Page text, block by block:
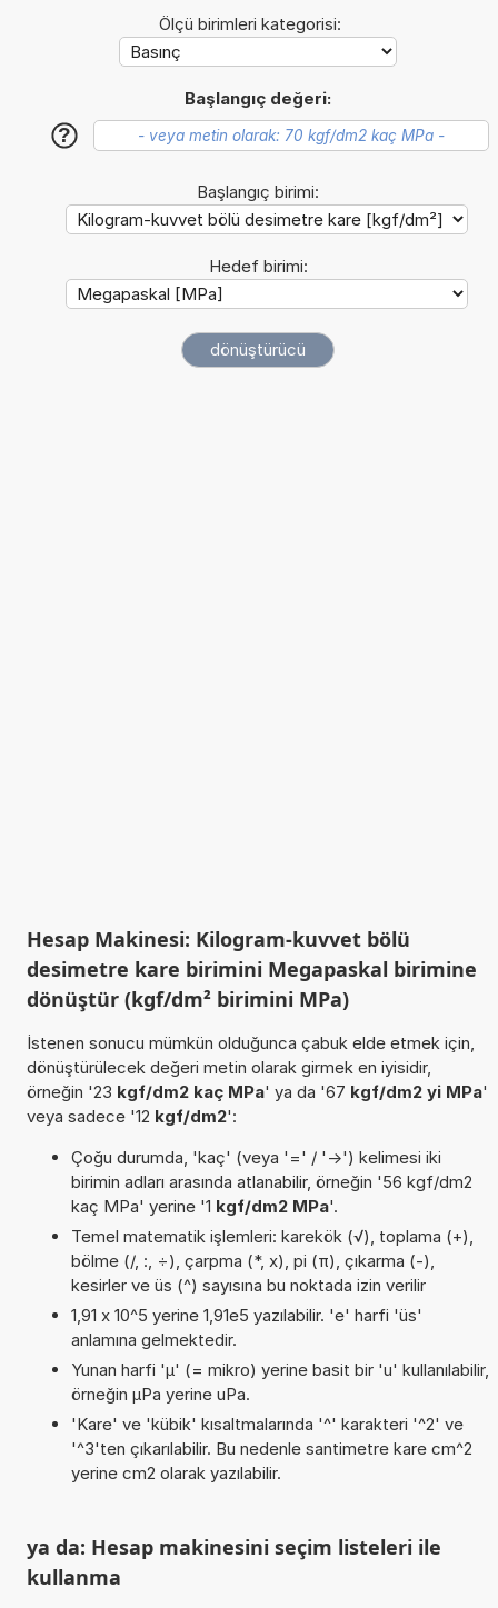
Ölçü birimleri kategorisi:
Başlangıç değeri:
?
Başlangıç birimi:
Hedef birimi:
Hesap Makinesi: Kilogram-kuvvet bölü
desimetre kare birimini Megapaskal birimine
dönüştür (kgf/dm² birimini MPa)
İstenen sonucu mümkün olduğunca çabuk elde etmek için,
dönüştürülecek değeri metin olarak girmek en iyisidir,
örneğin '23 kgf/dm2 kaç MPa' ya da '67 kgf/dm2 yi MPa'
veya sadece '12 kgf/dm2':
Çoğu durumda, 'kaç' (veya '=' / '->') kelimesi iki
birimin adları arasında atlanabilir, örneğin '56 kgf/dm2
kaç MPa' yerine '1 kgf/dm2 MPa'.
Temel matematik işlemleri: karekök (√), toplama (+),
bölme (/, :, ÷), çarpma (*, x), pi (π), çıkarma (-),
kesirler ve üs (^) sayısına bu noktada izin verilir
1,91 x 10^5 yerine 1,91e5 yazılabilir. 'e' harfi 'üs'
anlamına gelmektedir.
Yunan harfi 'µ' (= mikro) yerine basit bir 'u' kullanılabilir,
örneğin µPa yerine uPa.
'Kare' ve 'kübik' kısaltmalarında '^' karakteri '^2' ve
'^3'ten çıkarılabilir. Bu nedenle santimetre kare cm^2
yerine cm2 olarak yazılabilir.
ya da: Hesap makinesini seçim listeleri ile
kullanma